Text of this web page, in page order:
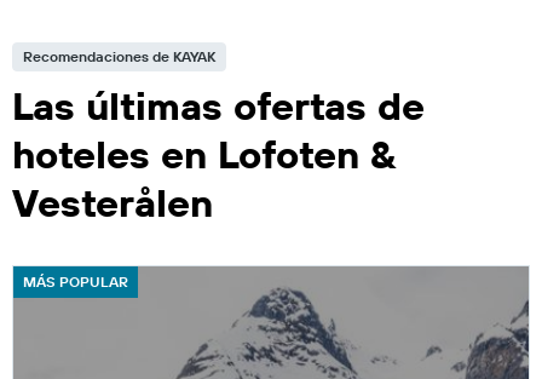
Recomendaciones de KAYAK
Las últimas ofertas de
hoteles en Lofoten &
Vesterålen
MÁS POPULAR